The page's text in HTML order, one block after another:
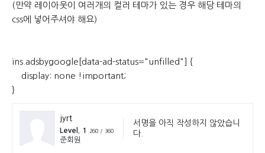
(만약 레이아웃이 여러개의 컬러 테마가 있는 경우 해당 테마의
css에 넣어주셔야 해요)
ins.adsbygoogle[data-ad-status="unfilled"] {
display: none !important;
}
jyrt
Level. 1 260 / 360
준회원
서명을 아직 작성하지 않았습니
다.